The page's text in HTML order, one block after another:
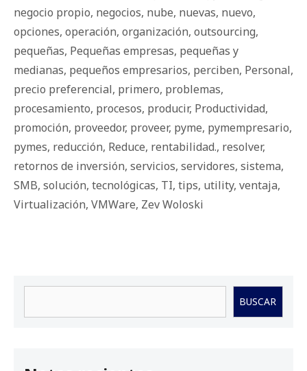
negocio propio, negocios, nube, nuevas, nuevo,
opciones, operación, organización, outsourcing,
pequeñas, Pequeñas empresas, pequeñas y
medianas, pequeños empresarios, perciben, Personal,
precio preferencial, primero, problemas,
procesamiento, procesos, producir, Productividad,
promoción, proveedor, proveer, pyme, pymempresario,
pymes, reducción, Reduce, rentabilidad., resolver,
retornos de inversión, servicios, servidores, sistema,
SMB, solución, tecnológicas, TI, tips, utility, ventaja,
Virtualización, VMWare, Zev Woloski
BUSCAR